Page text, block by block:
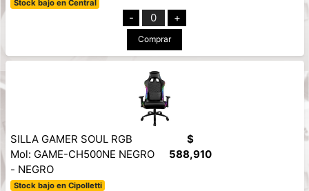
Stock bajo en Central
- 0 +
Comprar
SILLA GAMER SOUL RGB
Mol: GAME-CH500NE NEGRO
- NEGRO
Stock bajo en Cipolletti
$
588,910